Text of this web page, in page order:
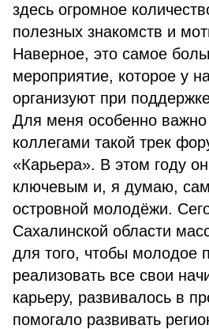
здесь огромное
полезных знакомств и
Наверное, это самое
мероприятие, которое у
организуют при
Для меня особенно важно
коллегами такой трек
«Карьера». В этом году
ключевым и, я думаю,
островной молодёжи.
Сахалинской области
для того, чтобы молодое
реализовать все свои
карьеру, развивалось в
помогало развивать